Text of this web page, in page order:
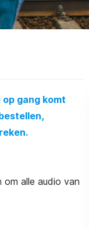
gang komt
om alle audio van